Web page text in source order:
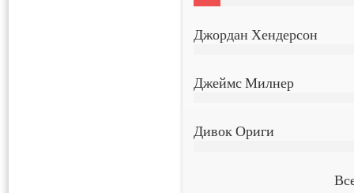
Джордан Хендерсон
Джеймс Милнер
Дивок Ориги